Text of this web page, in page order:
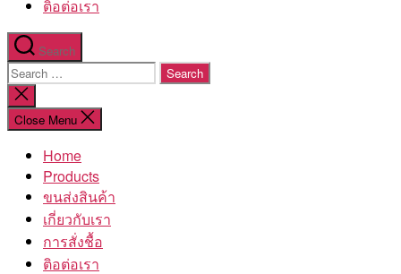
ติอต่อเรา
Search
Search
for:
Close
search
Close Menu
Home
Products
ขนส่งสินค้า
เกี่ยวกับเรา
การสั่งชื้อ
ติอต่อเรา